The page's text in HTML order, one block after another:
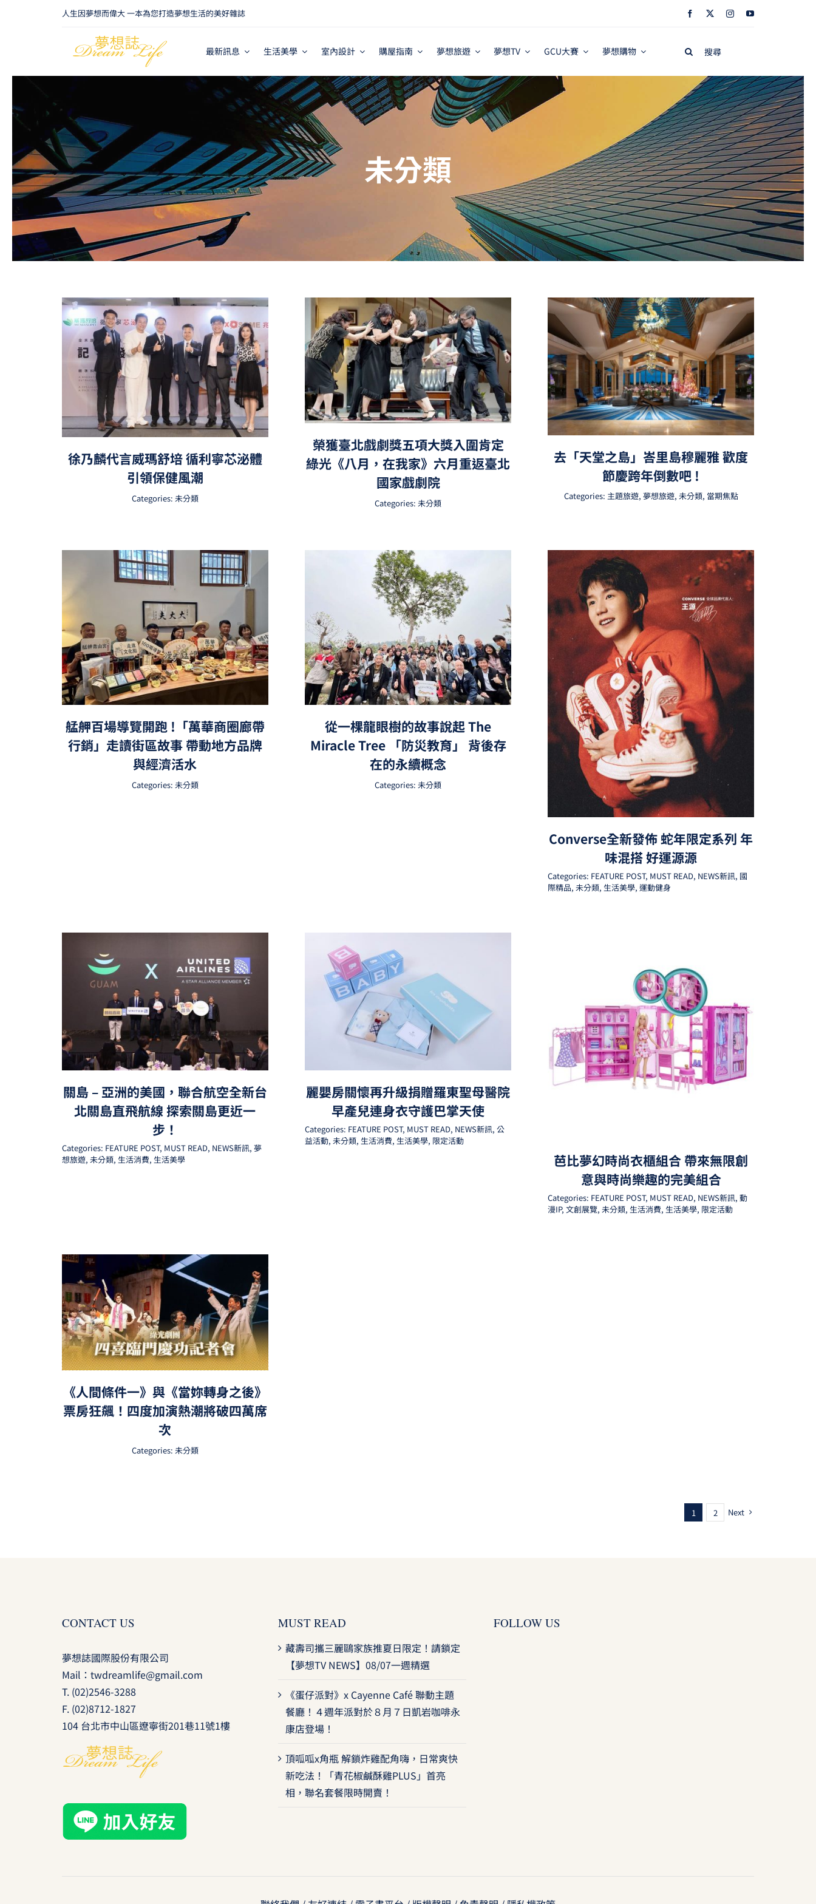
人生因夢想而偉大 一本為您打造夢想生活的美好雜誌
最新訊息 生活美學 室內設計 購屋指南 夢想旅遊 夢想TV GCU大賽 夢想購物
Search
未分類
徐乃麟代言威瑪舒培 循利寧芯泌體
引領保健風潮
Categories: 未分類
榮獲臺北戲劇獎五項大獎入圍肯定
綠光《八月，在我家》六月重返臺北
國家戲劇院
Categories: 未分類
去「天堂之島」峇里島穆麗雅 歡度
節慶跨年倒數吧 !
Categories: 主題旅遊, 夢想旅遊, 未分類, 當期焦點
艋舺百場導覽開跑 !「萬華商圈廊帶
行銷」走讀街區故事 帶動地方品牌
與經濟活水
Categories: 未分類
從一棵龍眼樹的故事說起 The
Miracle Tree 「防災教育」 背後存
在的永續概念
Categories: 未分類
Converse全新發佈 蛇年限定系列 年
味混搭 好運源源
Categories: FEATURE POST, MUST READ, NEWS新訊, 國
際精品,未分類, 生活美學,運動健身
關島 – 亞洲的美國，聯合航空全新台
北關島直飛航線 探索關島更近一
步！
Categories: FEATURE POST, MUST READ, NEWS新訊, 夢
想旅遊, 未分類, 生活消費, 生活美學
麗嬰房關懷再升級捐贈羅東聖母醫院
早產兒連身衣守護巴掌天使
Categories: FEATURE POST, MUST READ, NEWS新訊, 公
益活動, 未分類, 生活消費, 生活美學, 限定活動
芭比夢幻時尚衣櫃組合 帶來無限創
意與時尚樂趣的完美組合
Categories: FEATURE POST, MUST READ, NEWS新訊,動
漫IP,文創展覽,未分類, 生活消費, 生活美學, 限定活動
《人間條件一》與《當妳轉身之後》
票房狂飆！四度加演熱潮將破四萬席
次
Categories: 未分類
1 2 Next
CONTACT US
夢想誌國際股份有限公司
Mail： twdreamlife@gmail.com
T. (02)2546-3288
F. (02)8712-1827
104 台北市中山區遼寧街201巷11號1樓
MUST READ
藏壽司攜三麗鷗家族推夏日限定！請鎖定
【夢想TV NEWS】08/07一週精選
《蛋仔派對》x Cayenne Café 聯動主題
餐廳！４週年派對於８月７日凱岩咖啡永
康店登場！
頂呱呱x角瓶 解鎖炸雞配角嗨，日常爽快
新吃法！「青花椒鹹酥雞PLUS」首亮
相，聯名套餐限時開賣！
FOLLOW US